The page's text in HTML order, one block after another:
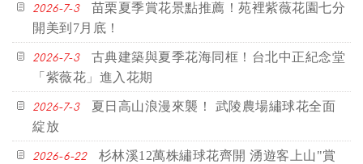
2026-7-3
苗栗夏季賞花景點推薦！苑裡紫薇花園七分
開美到7月底！
2026-7-3
古典建築與夏季花海同框！台北中正紀念堂
「紫薇花」進入花期
2026-7-3
夏日高山浪漫來襲！ 武陵農場繡球花全面
綻放
2026-6-22
杉林溪12萬株繡球花齊開 湧遊客上山"賞